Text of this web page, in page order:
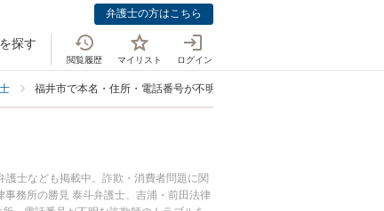
弁護士の方はこちら
探す
閲覧履歴 マイリスト ログイン
福井市で本名・住所・電話番号が不明に強い弁護士
士なども掲載中。詐欺・消費者問題に関
務所の勝見 泰斗弁護士、吉浦・前田法律